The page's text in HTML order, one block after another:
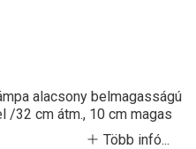
alacsony belmagasságú
/32 cm átm., 10 cm magas
Több infó...